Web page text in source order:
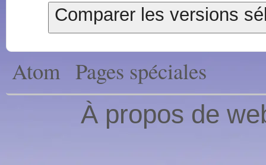
Atom Pages spéciales
À propos de